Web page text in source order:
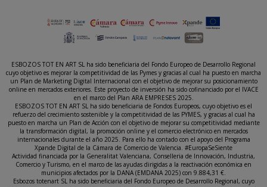
ESBOZOS TOT EN ART SL ha sido beneficiaria del Fondo Europeo de Desarrollo Regional
cuyo objetivo es mejorar la competitividad de las Pymes y gracias al cual ha puesto en marcha
un Plan de Marketing Digital Internacional con el objetivo de mejorar su posicionamiento
online en mercados exteriores. Este proyecto de inversión ha sido cofinanciado por el IVACE
en el marco del Plan ARA EMPRESES 2025.
ESBOZOS TOT EN ART SL ha sido beneficiaria de Fondos Europeos, cuyo objetivo es el
refuerzo del crecimiento sostenible y la competitividad de las PYMES, y gracias al cual ha
puesto en marcha un Plan de Acción con el objetivo de mejorar su competitividad mediante
la transformación digital, la promoción online y el comercio electrónico en mercados
internacionales durante el año 2025. Para ello ha contado con el apoyo del Programa
Xpande Digital de la Cámara de Comercio de Valencia. #EuropaSeSiente
Actividad financiada por la Generalitat Valenciana, Conselleria de Innovación, Industria,
Comercio y Turismo, en el marco de las ayudas dirigidas a la reactivación económica en
municipios afectados por la DANA (EMDANA 2025) con 9.884,31 €.
Esbozos totenart SL ha sido beneficiaria del Fondo Europeo de Desarrollo Regional, cuyo